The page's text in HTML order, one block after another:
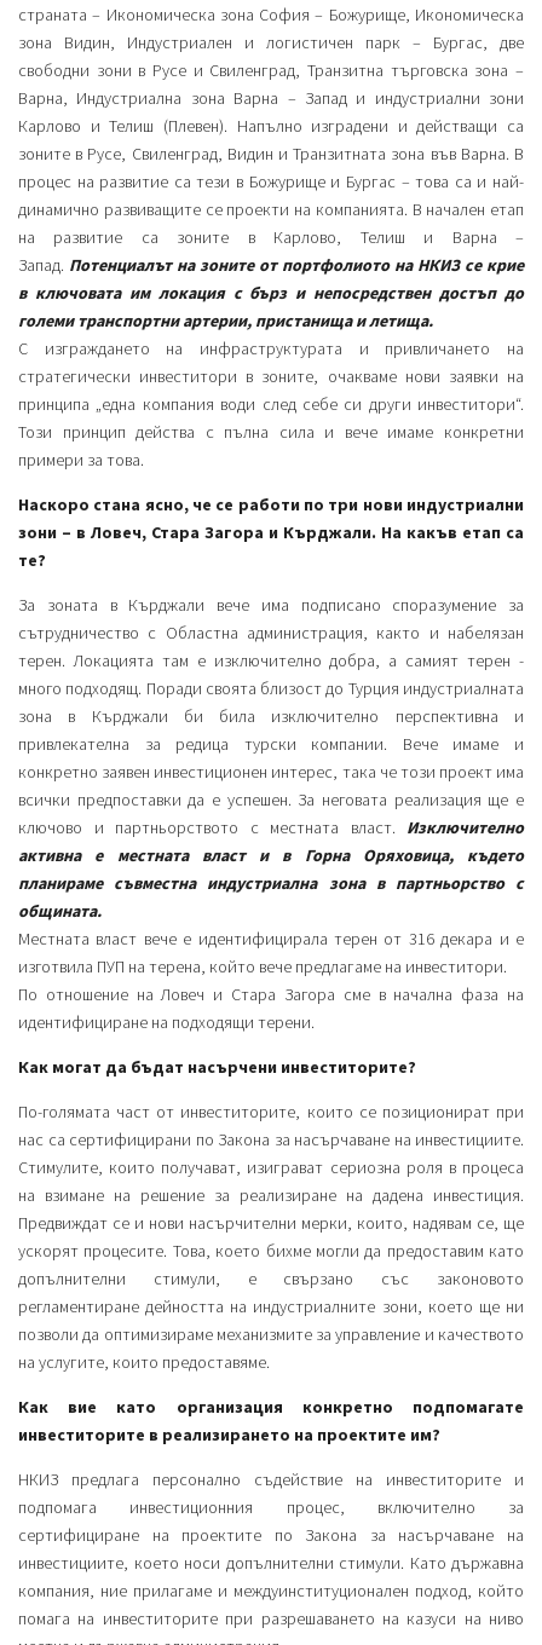
страната – Икономическа зона София – Божурище, Икономическа
зона Видин, Индустриален и логистичен парк – Бургас, две
свободни зони в Русе и Свиленград, Транзитна търговска зона –
Варна, Индустриална зона Варна – Запад и индустриални зони
Карлово и Телиш (Плевен). Напълно изградени и действащи са
зоните в Русе, Свиленград, Видин и Транзитната зона във Варна. В
процес на развитие са тези в Божурище и Бургас – това са и най-
динамично развиващите се проекти на компанията. В начален етап
на развитие са зоните в Карлово, Телиш и Варна –
Запад. Потенциалът на зоните от портфолиото на НКИЗ се крие
в ключовата им локация с бърз и непосредствен достъп до
големи транспортни артерии, пристанища и летища.
С изграждането на инфраструктурата и привличането на
стратегически инвеститори в зоните, очакваме нови заявки на
принципа „една компания води след себе си други инвеститори“.
Този принцип действа с пълна сила и вече имаме конкретни
примери за това.
Наскоро стана ясно, че се работи по три нови индустриални
зони – в Ловеч, Стара Загора и Кърджали. На какъв етап са
те?
За зоната в Кърджали вече има подписано споразумение за
сътрудничество с Областна администрация, както и набелязан
терен. Локацията там е изключително добра, а самият терен -
много подходящ. Поради своята близост до Турция индустриалната
зона в Кърджали би била изключително перспективна и
привлекателна за редица турски компании. Вече имаме и
конкретно заявен инвестиционен интерес, така че този проект има
всички предпоставки да е успешен. За неговата реализация ще е
ключово и партньорството с местната власт. Изключително
активна е местната власт и в Горна Оряховица, където
планираме съвместна индустриална зона в партньорство с
общината.
Местната власт вече е идентифицирала терен от 316 декара и е
изготвила ПУП на терена, който вече предлагаме на инвеститори.
По отношение на Ловеч и Стара Загора сме в начална фаза на
идентифициране на подходящи терени.
Как могат да бъдат насърчени инвеститорите?
По-голямата част от инвеститорите, които се позиционират при
нас са сертифицирани по Закона за насърчаване на инвестициите.
Стимулите, които получават, изиграват сериозна роля в процеса
на взимане на решение за реализиране на дадена инвестиция.
Предвиждат се и нови насърчителни мерки, които, надявам се, ще
ускорят процесите. Това, което бихме могли да предоставим като
допълнителни стимули, е свързано със законовото
регламентиране дейността на индустриалните зони, което ще ни
позволи да оптимизираме механизмите за управление и качеството
на услугите, които предоставяме.
Как вие като организация конкретно подпомагате
инвеститорите в реализирането на проектите им?
НКИЗ предлага персонално съдействие на инвеститорите и
подпомага инвестиционния процес, включително за
сертифициране на проектите по Закона за насърчаване на
инвестициите, което носи допълнителни стимули. Като държавна
компания, ние прилагаме и междуинституционален подход, който
помага на инвеститорите при разрешаването на казуси на ниво